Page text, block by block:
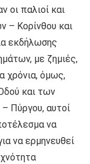
οι παλιοί και
– Κορίνθου και
εκδήλωσης
με ζημιές,
χρόνια, όμως,
και των
Πύργου, αυτοί
να
να ερμηνευθεί